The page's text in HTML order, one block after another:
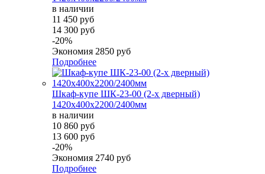
в наличии
11 450 руб
14 300 руб
-20%
Экономия 2850 руб
Подробнее
Шкаф-купе ШК-23-00 (2-х дверный)
1420х400х2200/2400мм
в наличии
10 860 руб
13 600 руб
-20%
Экономия 2740 руб
Подробнее